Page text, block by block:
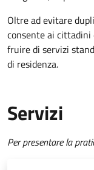
Oltre ad evitare
consente ai
fruire di servizi
di residenza.
Servizi
Per presentare la